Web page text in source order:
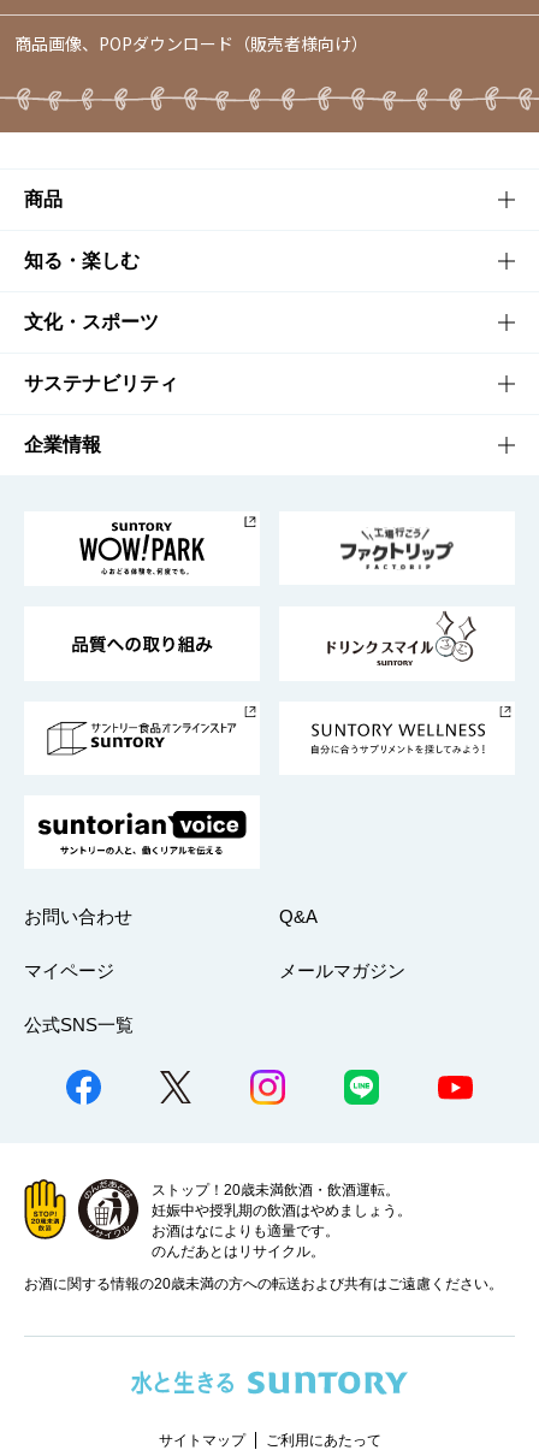
商品画像、POPダウンロード（販売者様向け）
商品
商品TOP
商品一覧
商品発売情報
栄養成分一覧
知る・楽しむ
知る・楽しむTOP
キャンペーン
工場見学
地域情報
文化・スポーツ
文化・スポーツTOP
サントリーホール
サントリーサンバーズ大阪
サステナビリティ
サステナビリティTOP
サントリーが考えるサステナビリティ経営
企業情報
企業概要
採用情報
お問い合わせ Q&A
マイページ メールマガジン
公式SNS一覧
ストップ！20歳未満飲酒・飲酒運転。
妊娠中や授乳期の飲酒はやめましょう。
お酒はなによりも適量です。
のんだあとはリサイクル。
お酒に関する情報の20歳未満の方への転送および共有はご遠慮ください。
サイトマップ ご利用にあたって